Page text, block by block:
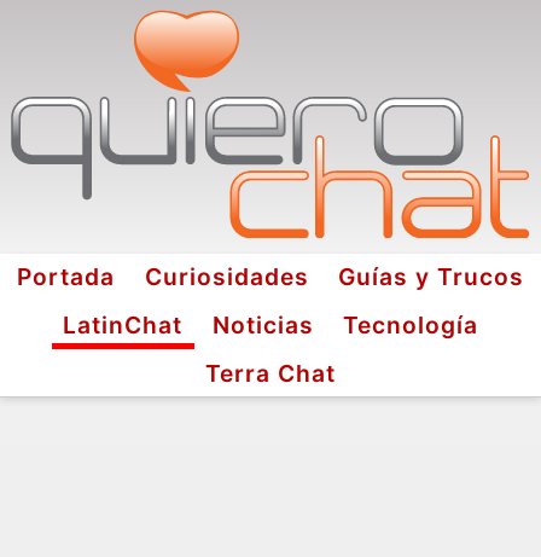
Portada Curiosidades
Guías y Trucos
LatinChat
Noticias
Tecnología
Terra Chat